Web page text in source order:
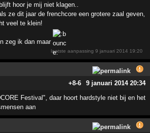
hoor je mij niet klagen..
ze dit jaar de frenchcore een grotere zaal geven,
veel te klein!
zeg ik dan maar
laatste aanpassing9 januari 2014 19:20
+8-6 9 januari 2014 20:34
Festival", daar hoort hardstyle niet bij en het
aan